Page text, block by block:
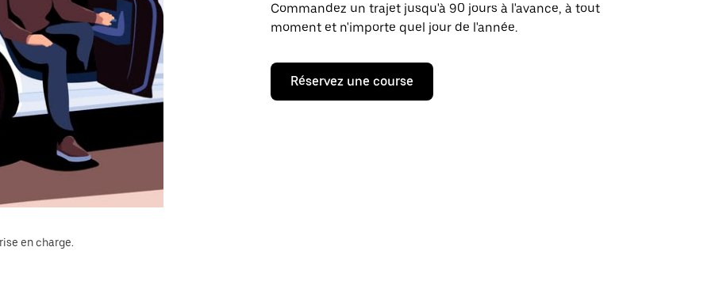
Commandez un trajet jusqu'à 90 jours à l'avance, à tout
moment et n'importe quel jour de l'année.
Réservez une course
en charge.